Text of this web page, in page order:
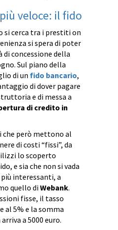
veloce: il fido
si cerca tra i prestiti on
si spera di poter
concessione della
Sul piano della
di un fido bancario,
di dover pagare
e di messa a
di credito in
che però mettono al
di costi “fissi”, da
lo scoperto
e sia che non si vada
più interessanti, a
quello diWebank.
fisse, il tasso
al 5% e la somma
a 5000 euro.